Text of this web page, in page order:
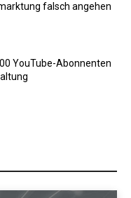
falsch angehen
YouTube-Abonnenten